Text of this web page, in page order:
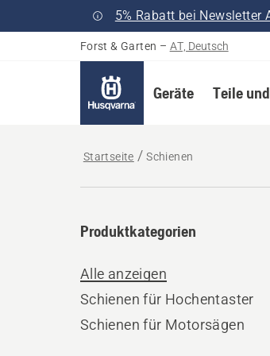
5% Rabatt bei Newsletter
Forst & Garten – AT, Deutsch
Geräte Teile
Startseite Schienen
Produktkategorien
Alle anzeigen
Schienen für Hochentaster
Schienen für Motorsägen